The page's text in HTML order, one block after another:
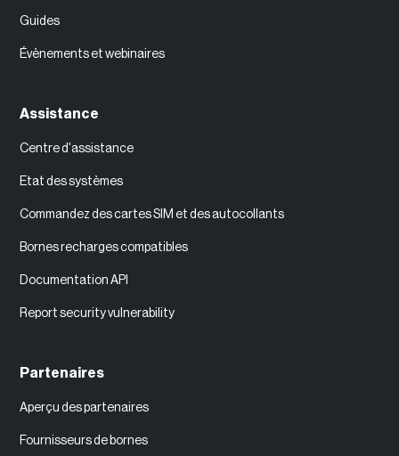
Guides
Évènements et webinaires
Assistance
Centre d'assistance
Etat des systèmes
Commandez des cartes SIM et des autocollants
Bornes recharges compatibles
Documentation API
Report security vulnerability
Partenaires
Aperçu des partenaires
Fournisseurs de bornes